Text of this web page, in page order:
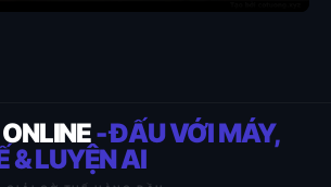
- ĐẤU VỚI MÁY,
& LUYỆN AI